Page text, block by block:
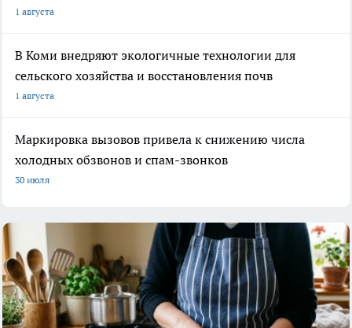
1 августа
В Коми внедряют экологичные технологии для
сельского хозяйства и восстановления почв
1 августа
Маркировка вызовов привела к снижению числа
холодных обзвонов и спам-звонков
30 июля